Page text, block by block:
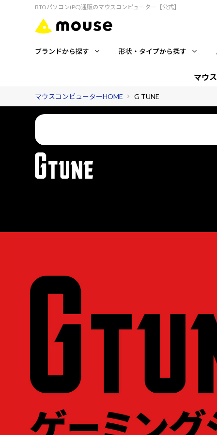
BTOパソコン(PC)通販のマウスコンピューター【公式】
ブランドから探す 形状・タイプから探す
マウ
マウスコンピューターHOME G TUNE